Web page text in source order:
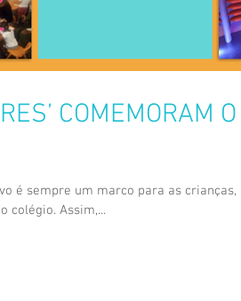
COMEMORAM
é sempre um marco para as
colégio. Assim,...